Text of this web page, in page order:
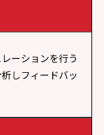
ーションを行う
しフィードバッ